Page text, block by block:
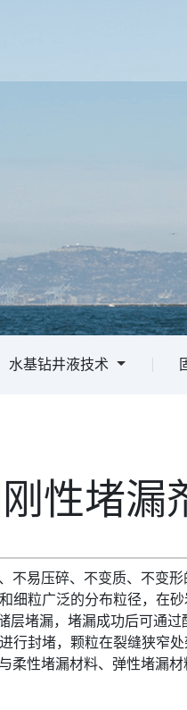
水基钻井液技术
性堵漏
不易压碎、不变质、不变
细粒广泛的分布粒径，在
层堵漏，堵漏成功后可通
行封堵，颗粒在裂缝狭窄
与柔性堵漏材料、弹性堵漏